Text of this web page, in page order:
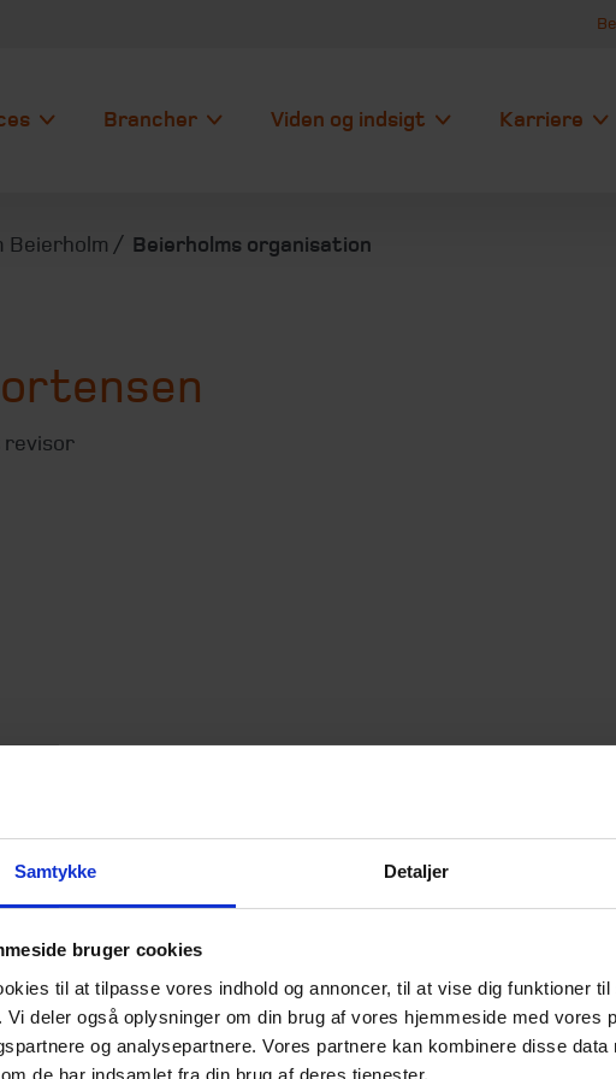
Samtykke Detaljer
bruger cookies
til at tilpasse vores indhold og annoncer, til at vise dig funktioner
Vi deler også oplysninger om din brug af vores hjemmeside med vores
og analysepartnere. Vores partnere kan kombinere disse
de har indsamlet fra din brug af deres tjenester.
Brancher Viden og indsigt Karriere
Beierholm Beierholms organisation
00